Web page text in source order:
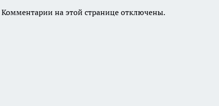
Комментарии на этой странице отключены.